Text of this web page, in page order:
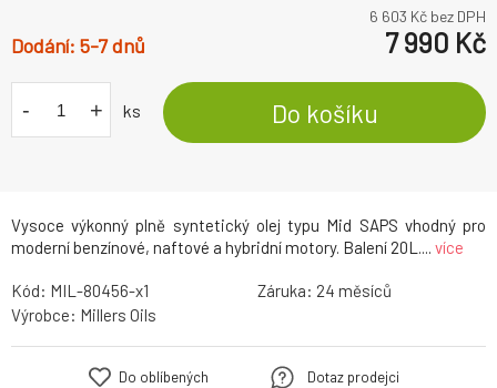
Vysoce výkonný plně syntetický olej typu Mid SAPS vhodný pro
moderní benzínové, naftové a hybridní motory. Balení 20L.... více
6 603 Kč bez DPH
5-7 dnů 7 990 Kč
- + ks Do košíku
Kód: MIL-80456-x1 Záruka: 24
Výrobce: Millers Oils
Do oblíbených
Dotaz prodejci